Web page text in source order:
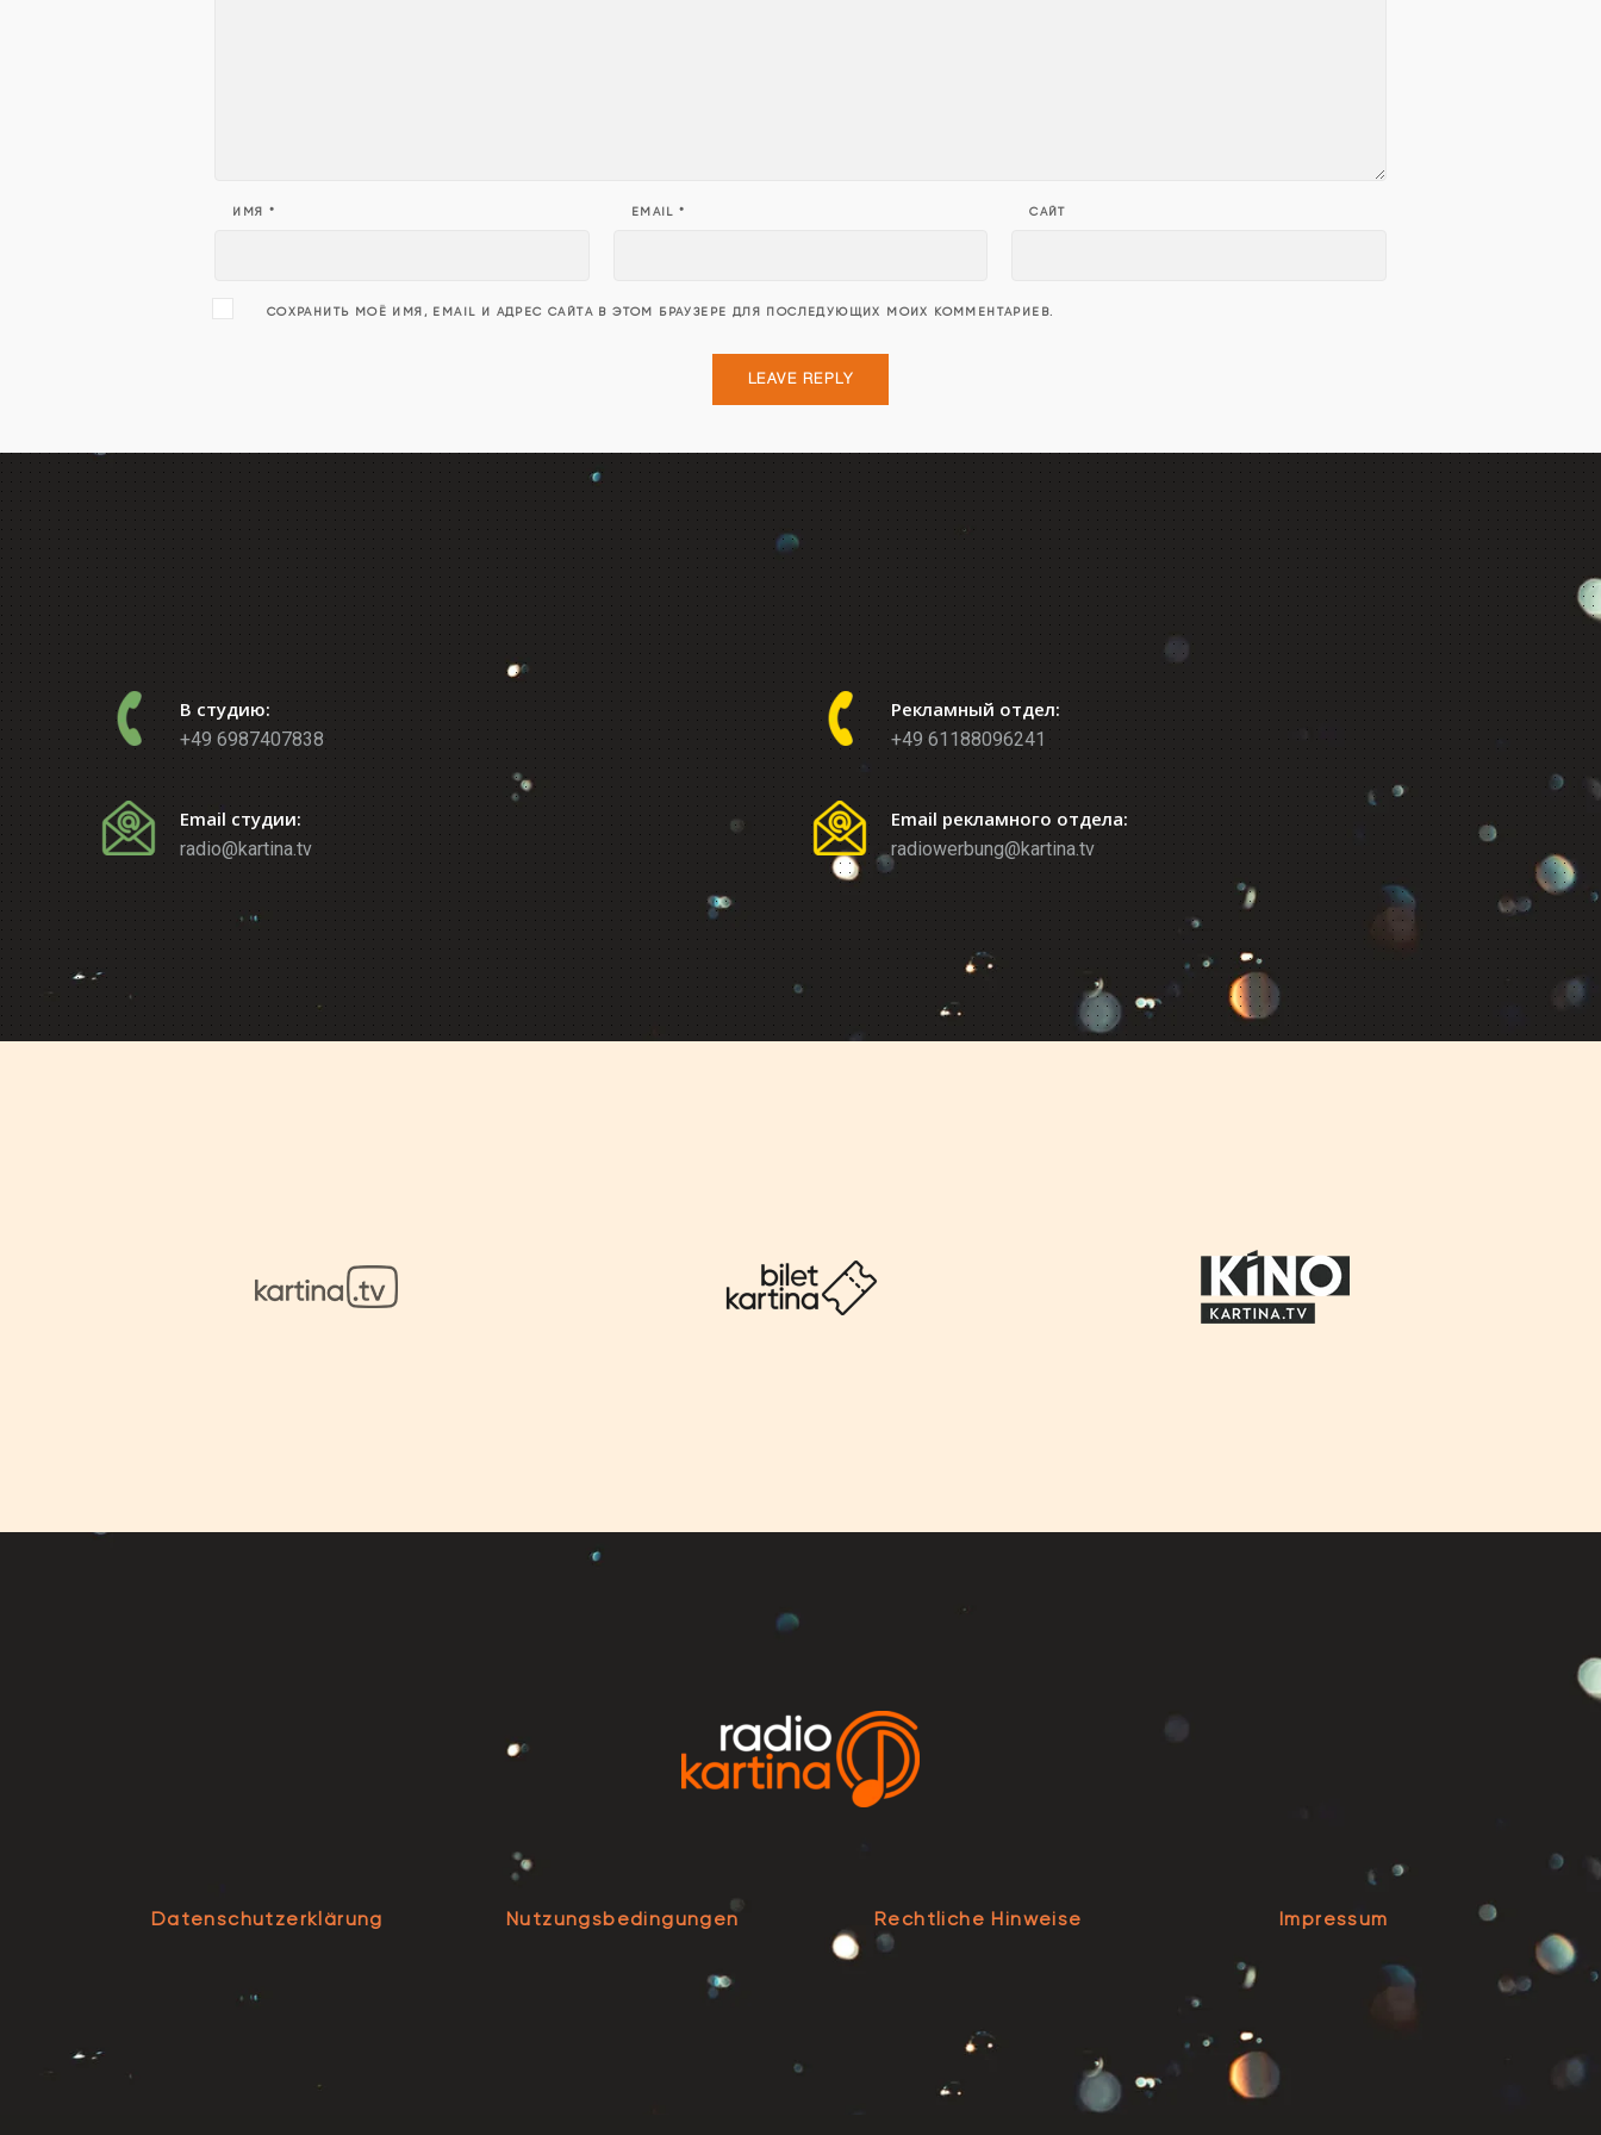
ИМЯ * EMAIL* САЙТ
СОХРАНИТЬ МОЁ ИМЯ, EMAIL И АДРЕС САЙТА В ЭТОМ БРАУЗЕРЕ ДЛЯ ПОСЛЕДУЮЩИХ МОИХ КОММЕНТАРИЕВ.
В студию:
+49 6987407838
Email студии:
radio@kartina.tv
Рекламный отдел:
+49 61188096241
Email рекламного отдела:
radiowerbung@kartina.tv
Datenschutzerklärung Nutzungsbedingungen Rechtliche Hinweise Impressum